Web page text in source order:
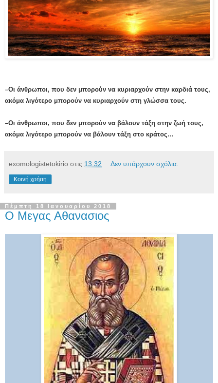
–Οι άνθρωποι, που δεν μπορούν να κυριαρχούν στην καρδιά τους,
ακόμα λιγότερο μπορούν να κυριαρχούν στη γλώσσα τους.
–Οι άνθρωποι, που δεν μπορούν να βάλουν τάξη στην ζωή τους,
ακόμα λιγότερο μπορούν να βάλουν τάξη στο κράτος…
exomologistetokirio στις 13:32 Δεν υπάρχουν σχόλια:
Κοινή χρήση
Πέμπτη 18 Ιανουαρίου 2018
Ο Μεγας Αθανασιος